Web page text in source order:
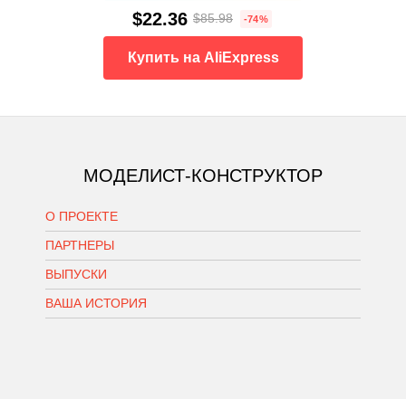
$22.36 $85.98 -74%
Купить на AliExpress
МОДЕЛИСТ-КОНСТРУКТОР
О ПРОЕКТЕ
ПАРТНЕРЫ
ВЫПУСКИ
ВАША ИСТОРИЯ